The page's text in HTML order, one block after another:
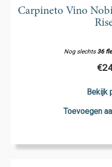
Carpineto Vino
Nog slechts 36
€
Bekijk
Toevoegen